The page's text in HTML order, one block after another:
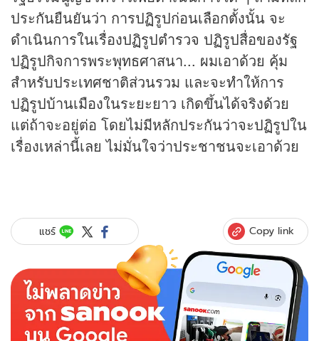
ประกันยืนยันว่า การปฏิรูปก่อนเลือกตั้งนั้น จะ
ดำเนินการในเรื่องปฏิรูปตำรวจ ปฏิรูปสื่อของรัฐ
ปฏิรูปกิจการพระพุทธศาสนา... ผมเอาด้วย คุ้ม
สำหรับประเทศชาติส่วนรวม และจะทำให้การ
ปฏิรูปบ้านเมืองในระยะยาว เกิดขึ้นได้จริงด้วย
แต่ถ้าจะอยู่ต่อ โดยไม่มีหลักประกันว่าจะปฏิรูปใน
เรื่องเหล่านี้เลย ไม่มั่นใจว่าประชาชนจะเอาด้วย
แชร์ Copy link